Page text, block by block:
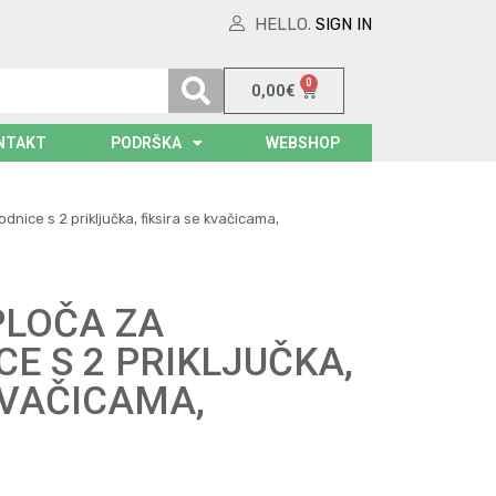
HELLO. SIGN IN
0,00€ 0
PODRŠKA WEBSHOP
s 2 priključka, fiksira se kvačicama,
ZA
S 2 PRIKLJUČKA,